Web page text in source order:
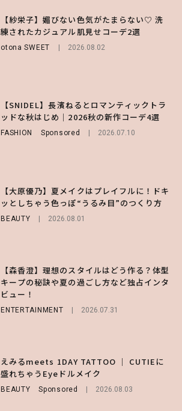
【紗栄子】媚びない色気がたまらない♡ 洗
練されたカジュアル肌見せコーデ2選
otona SWEET 2026.08.02
【SNIDEL】長濱ねるとロマンティックトラ
ッドな秋はじめ｜2026秋の新作コーデ4選
FASHION Sponsored 2026.07.10
【大原優乃】夏メイクはプレイフルに！ドキ
ッとしちゃう色っぽ“うるみ目”のつくり方
BEAUTY 2026.08.01
【森香澄】理想のスタイルはどう作る？体型
キープの秘訣や夏の過ごし方など独占インタ
ビュー！
ENTERTAINMENT 2026.07.31
えみるmeets 1DAY TATTOO ｜ CUTIEに
盛れちゃうEyeドルメイク
BEAUTY Sponsored 2026.08.03
【ハローキティ】がスシローと初コラボ♡
第1弾の気になるメニュー＆限定グッズを総
チェック！
2026.07.31
【大原優乃】夏メイクはプレイフルに！ドキ
ッとしちゃう色っぽ“うるみ目”のつくり方
BEAUTY 2026.08.01
キープの秘訣や夏の過ごし方など独占インタ
ビュー！
ENTERTAINMENT
【スタバ】約160通りのカスタマイズができ
る⁉ 39店舗限定『My フルーツ³ フラペチー
ノ®』を徹底レポ♡
LIFESTYLE 2026.07.30
【SNIDEL】長濱ねるとロマンティックトラ
ッドな秋はじめ｜2026秋の新作コーデ4選
FASHION Sponsored 2026.07.10
【SNIDEL】長濱ねるとロマンティックトラ
ッドな秋はじめ｜2026秋の新作コーデ4選
FASHION Sponsored 2026.07.10
【付録】総柄ハローキティが可愛すぎ♡ 紀
ノ国屋コラボの“優秀保冷バッグ”は夏の強
い味方！【オトナミューズ9月号増刊】
げなく肌見せ！透け感のニュアンスを楽しめ
るマストハブアイテム4選
【ハローキティ】がスシローと初コラボ♡
第1弾の気になるメニュー＆限定グッズを総
チェック！
LIFESTYLE 2026.07.31
【夏ヘアのくずれ・うねりに】ヘアメイク夢
月直伝♡ ドライシャンプー「バティスト」
を使ったプロ級スタイリング3選
Sponsored